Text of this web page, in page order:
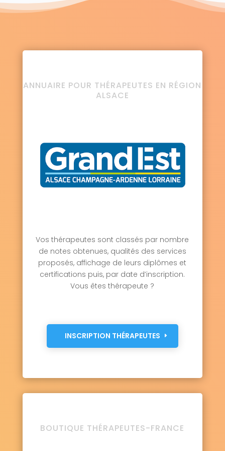
ANNUAIRE POUR THÉRAPEUTES EN RÉGION
ALSACE
Vos thérapeutes sont classés par nombre
de notes obtenues, qualités des services
proposés, affichage de leurs diplômes et
certifications puis, par date d’inscription.
Vous êtes thérapeute ?
INSCRIPTION THÉRAPEUTES
BOUTIQUE THÉRAPEUTES-FRANCE